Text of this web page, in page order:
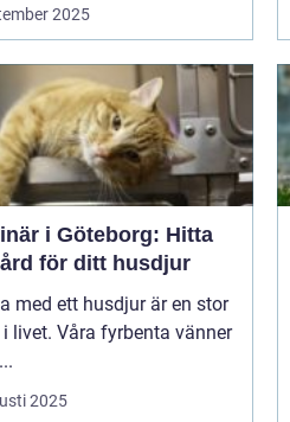
2025
i Göteborg: Hitta
för ditt husdjur
med ett husdjur är en stor
livet. Våra fyrbenta vänner
2025